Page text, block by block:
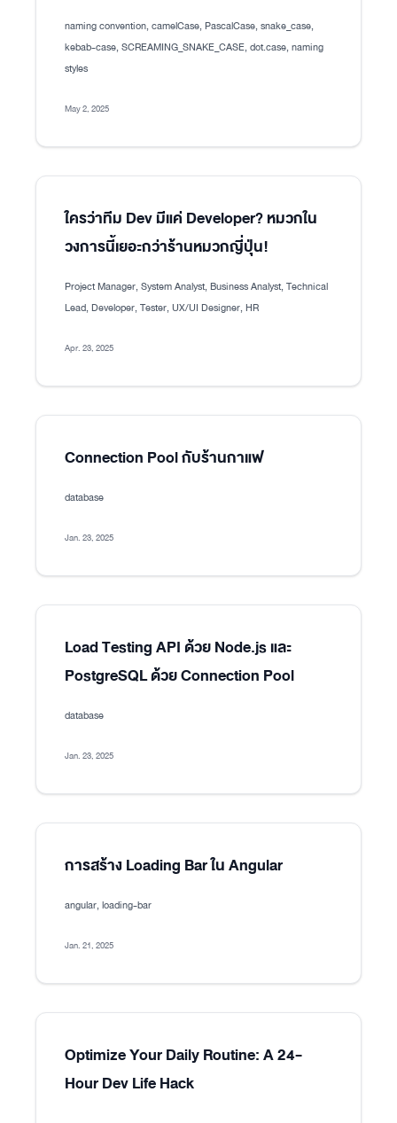
naming convention, camelCase, PascalCase, snake_case,
kebab-case, SCREAMING_SNAKE_CASE, dot.case, naming
styles
May 2, 2025
ใครว่าทีม Dev มีแค่ Developer? หมวกใน
วงการนี้เยอะกว่าร้านหมวกญี่ปุ่น!
Project Manager, System Analyst, Business Analyst, Technical
Lead, Developer, Tester, UX/UI Designer, HR
Apr. 23, 2025
Connection Pool กับร้านกาแฟ
database
Jan. 23, 2025
Load Testing API ด้วย Node.js และ
PostgreSQL ด้วย Connection Pool
database
Jan. 23, 2025
การสร้าง Loading Bar ใน Angular
angular, loading-bar
Jan. 21, 2025
Optimize Your Daily Routine: A 24-
Hour Dev Life Hack